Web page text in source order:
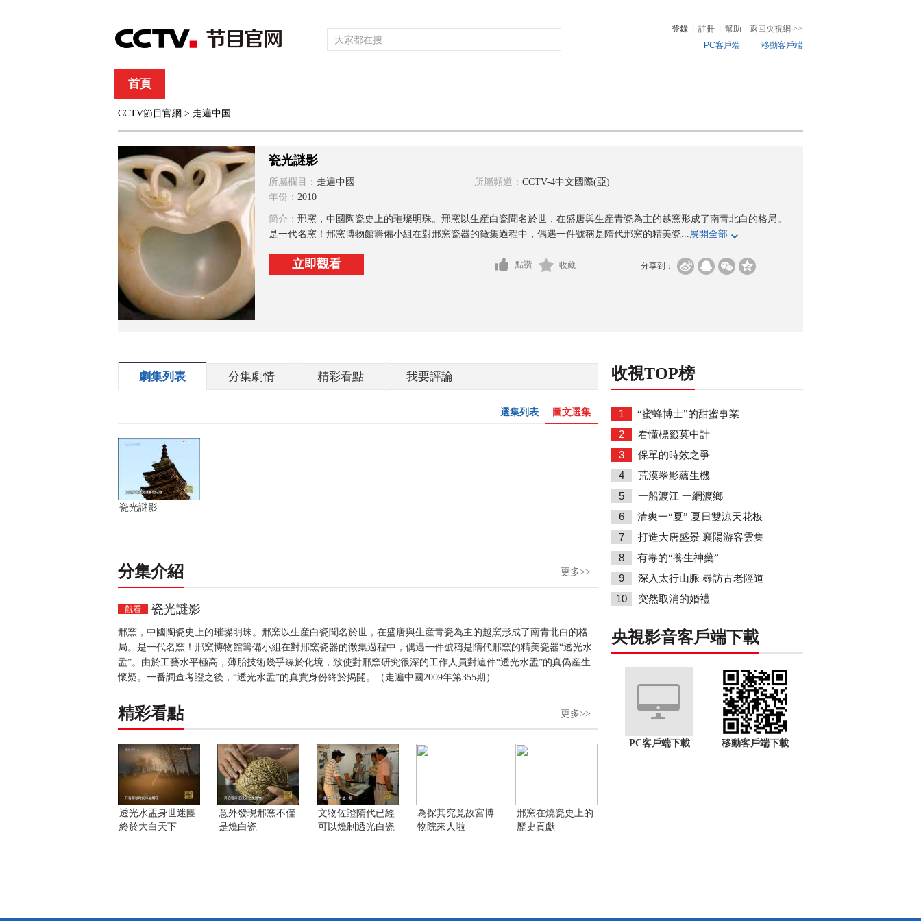
登錄 註冊 幫助 返回央視網 >>
PC客戶端
移動客戶端
首頁
綜合 新聞 財經 綜藝
CCTV節目官網 > 走遍中国
瓷光謎影
所屬欄目： 走遍中國 所屬頻道： CCTV-4中文國際(亞)
年份： 2010
簡介： 邢窯，中國陶瓷史上的璀璨明珠。邢窯以生産白瓷聞名於世，在盛唐與生産青瓷為主的越窯形成了南青北白的格局。
是一代名窯！邢窯博物館籌備小組在對邢窯瓷器的徵集過程中，偶遇一件號稱是隋代邢窯的精美瓷...展開全部
立即觀看 分享到：
點讚 收藏
劇集列表 分集劇情 精彩看點 我要評論
圖文選集
選集列表
瓷光謎影
分集介紹 更多>>
觀看 瓷光謎影
邢窯，中國陶瓷史上的璀璨明珠。邢窯以生産白瓷聞名於世，在盛唐與生産青瓷為主的越窯形成了南青北白的格
局。是一代名窯！邢窯博物館籌備小組在對邢窯瓷器的徵集過程中，偶遇一件號稱是隋代邢窯的精美瓷器“透光水
盂”。由於工藝水平極高，薄胎技術幾乎臻於化境，致使對邢窯研究很深的工作人員對這件“透光水盂”的真偽産生
懷疑。一番調查考證之後，“透光水盂”的真實身份終於揭開。（走遍中國2009年第355期）
精彩看點 更多>>
透光水盂身世迷團
終於大白天下
意外發現邢窯不僅
是燒白瓷
文物佐證隋代已經
可以燒制透光白瓷
為探其究竟故宮博
物院來人啦
邢窯在燒瓷史上的
歷史貢獻
收視TOP榜
1 “蜜蜂博士”的甜蜜事業
2 看懂標籤莫中計
3 保單的時效之爭
4 荒漠翠影蘊生機
5 一船渡江 一網渡鄉
6 清爽一“夏” 夏日雙涼天花板
7 打造大唐盛景 襄陽游客雲集
8 有毒的“養生神藥”
9 深入太行山脈 尋訪古老陘道
10 突然取消的婚禮
央視影音客戶端下載
PC客戶端下載 移動客戶端下載